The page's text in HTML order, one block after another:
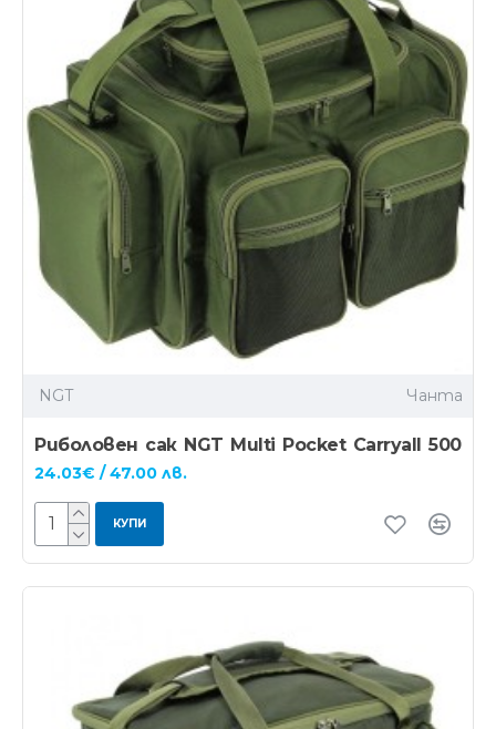
NGT Чанта
Риболовен сак NGT Multi Pocket Carryall 500
24.03€ / 47.00 лв.
КУПИ